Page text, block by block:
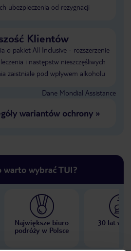
ubezpieczenia od rezygnacji
Klientów
o pakiet All Inclusive - rozszerzenie
i następstw nieszczęśliwych
zaistniałe pod wpływem alkoholu
Dane Mondial Assistance
wariantów ochrony»
warto wybrać TUI?
Największe biuro
podróży w Polsce
30 lat w